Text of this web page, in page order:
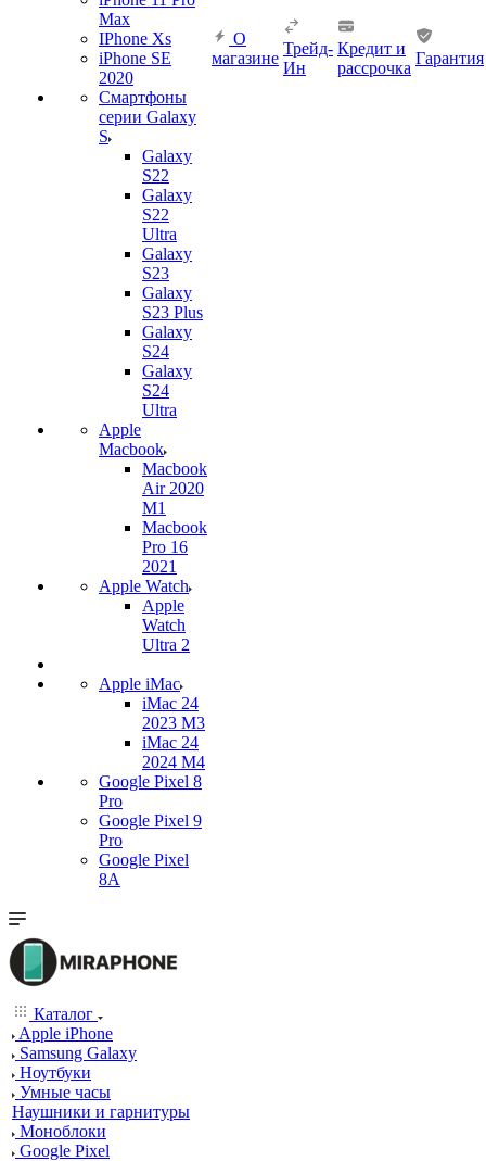
Max
IPhone Xs
iPhone SE
2020
Смартфоны
серии Galaxy
S
Galaxy
S22
Galaxy
S22
Ultra
Galaxy
S23
Galaxy
S23 Plus
Galaxy
S24
Galaxy
S24
Ultra
Apple
Macbook
Macbook
Air 2020
M1
Macbook
Pro 16
2021
Apple Watch
Apple
Watch
Ultra 2
Apple iMac
iMac 24
2023 M3
iMac 24
2024 M4
Google Pixel 8
Pro
Google Pixel 9
Pro
Google Pixel
8A
О
магазине
Трейд-
Ин
Кредит и
рассрочка
Гарантия
Каталог
Apple iPhone
Samsung Galaxy
Ноутбуки
Умные часы
Наушники и гарнитуры
Моноблоки
Google Pixel